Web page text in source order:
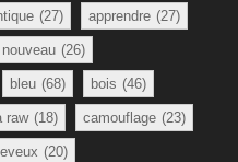
(27) apprendre (27)
(26)
bleu (68) bois (46)
raw (18) camouflage (23)
(20)